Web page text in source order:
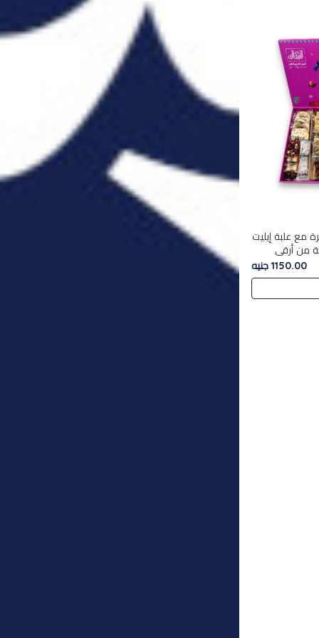
مع علبة إيليت
35 قطعة من أرقى
,معروضة
في..
1150.00 جنيه